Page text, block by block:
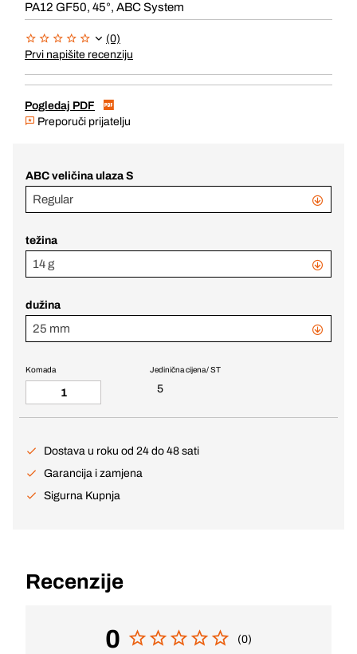
PA12 GF50, 45°, ABC System
(0)
Prvi napišite recenziju
Pogledaj PDF
Preporuči prijatelju
ABC veličina ulaza S
Regular
težina
14 g
dužina
25 mm
Jedinična cijena / ST
5
Komada
Dostava u roku od 24 do 48 sati
Garancija i zamjena
Sigurna Kupnja
Recenzije
0 (0)